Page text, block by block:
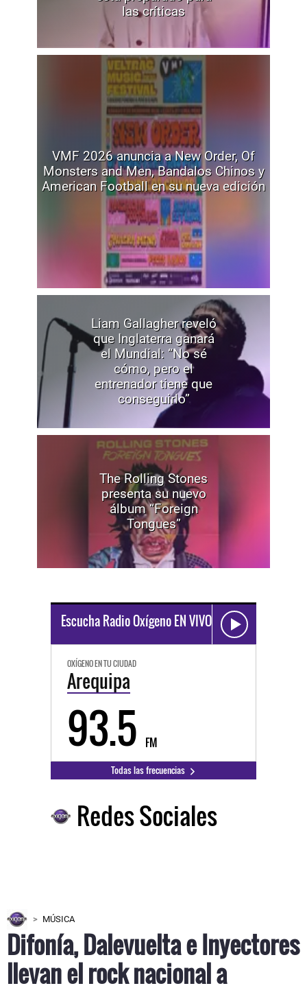
las críticas
VMF 2026 anuncia a New Order, Of
Monsters and Men, Bandalos Chinos y
American Football en su nueva edición
Liam Gallagher reveló
que Inglaterra ganará
el Mundial: “No sé
cómo, pero el
entrenador tiene que
conseguirlo”
The Rolling Stones
presenta su nuevo
álbum “Foreign
Tongues”
Escucha Radio Oxígeno EN VIVO
OXÍGENO EN TU CIUDAD
Arequipa
93.5 FM
Todas las frecuencias
Redes Sociales
MÚSICA
Difonía, Dalevuelta e Inyectores
llevan el rock nacional a